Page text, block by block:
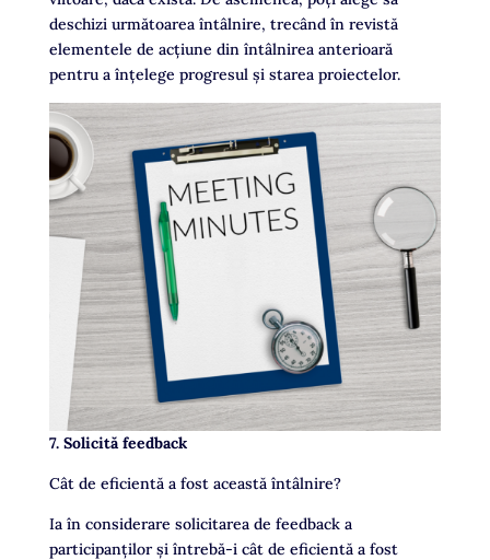
deschizi următoarea întâlnire, trecând în revistă
elementele de acțiune din întâlnirea anterioară
pentru a înțelege progresul și starea proiectelor.
7. Solicită feedback
Cât de eficientă a fost această întâlnire?
Ia în considerare solicitarea de feedback a
participanților și întrebă-i cât de eficientă a fost